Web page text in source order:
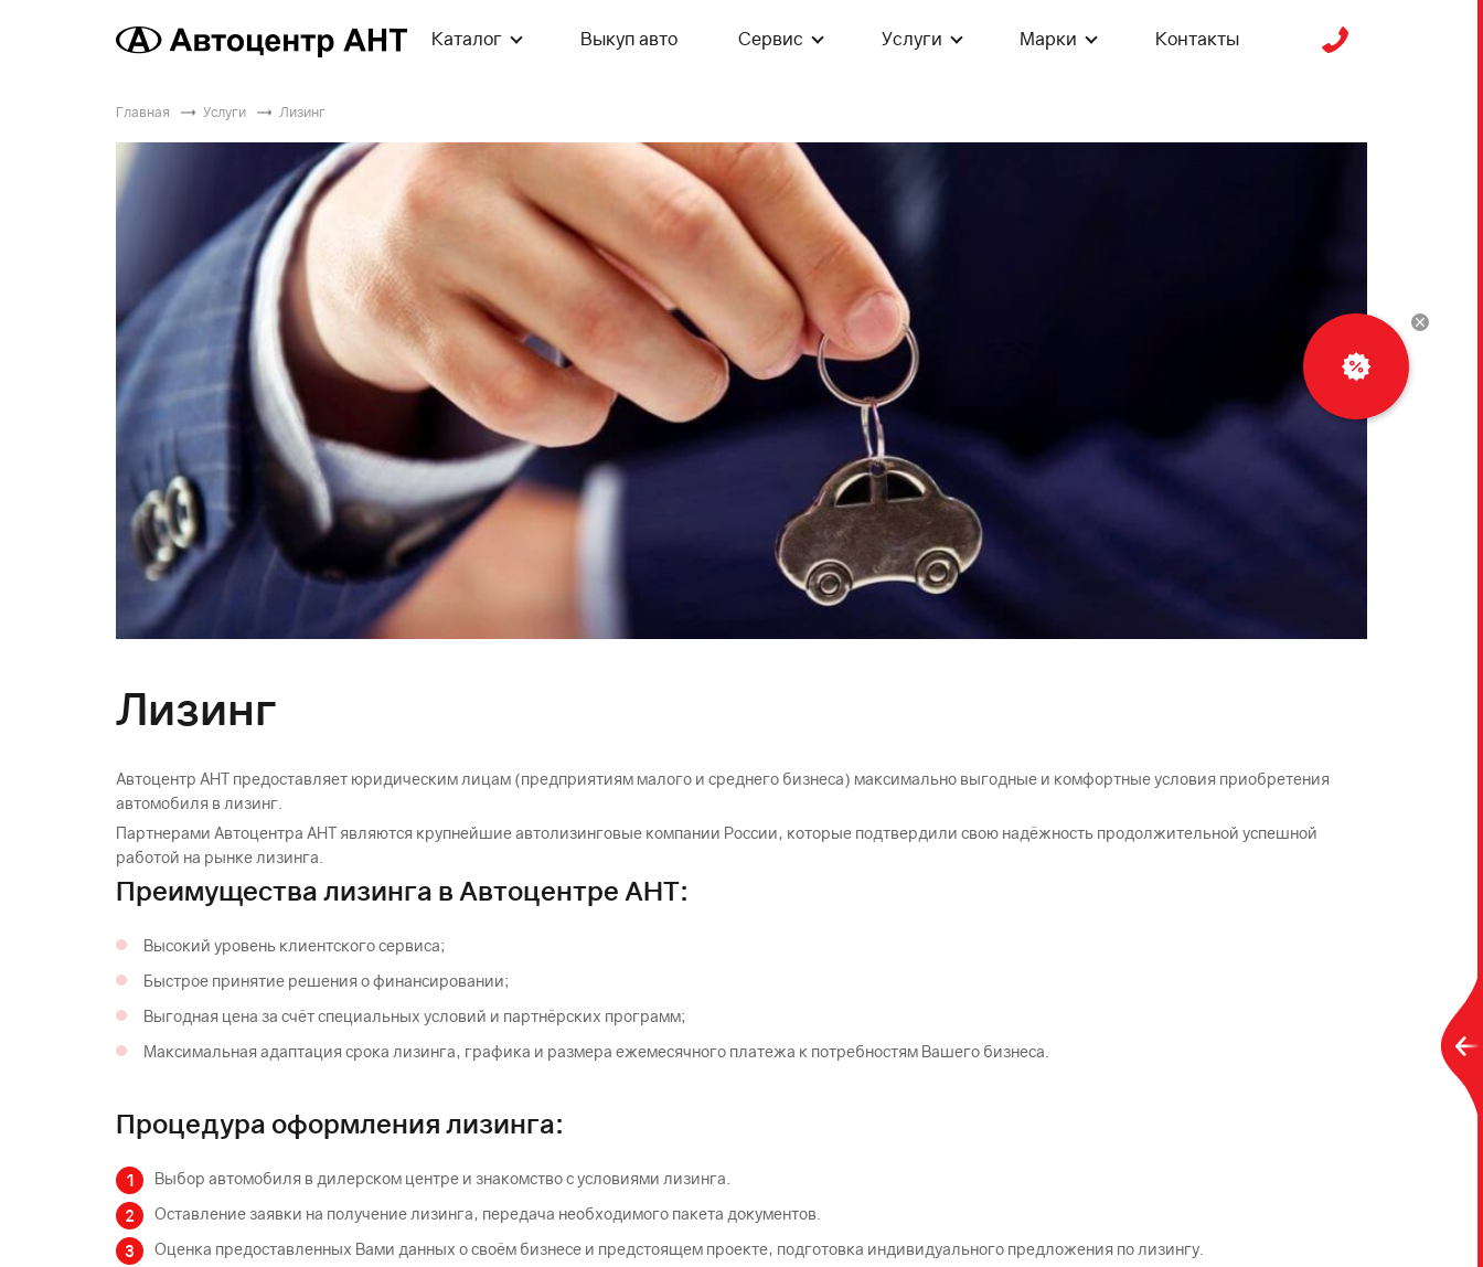
Каталог Выкуп авто Сервис Услуги Марки Контакты
Главная Услуги Лизинг
Лизинг
Автоцентр АНТ предоставляет юридическим лицам (предприятиям малого и среднего бизнеса) максимально выгодные и комфортные условия приобретения
автомобиля в лизинг.
Партнерами Автоцентра АНТ являются крупнейшие автолизинговые компании России, которые подтвердили свою надёжность продолжительной успешной
работой на рынке лизинга.
Преимущества лизинга в Автоцентре АНТ:
Высокий уровень клиентского сервиса;
Быстрое принятие решения о финансировании;
Выгодная цена за счёт специальных условий и партнёрских программ;
Максимальная адаптация срока лизинга, графика и размера ежемесячного платежа к потребностям Вашего бизнеса.
Процедура оформления лизинга:
Выбор автомобиля в дилерском центре и знакомство с условиями лизинга.
Оставление заявки на получение лизинга, передача необходимого пакета документов.
Оценка предоставленных Вами данных о своём бизнесе и предстоящем проекте, подготовка индивидуального предложения по лизингу.
Рассчитать
кредит